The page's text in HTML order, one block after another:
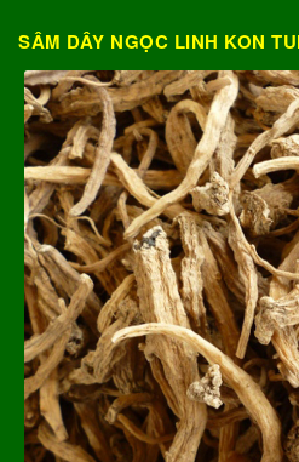
SÂM DÂY NGỌC LINH KON